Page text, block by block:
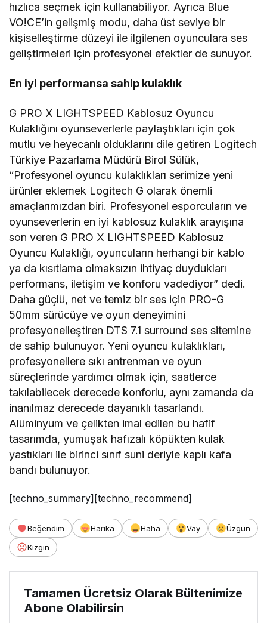
hızlıca seçmek için kullanabiliyor. Ayrıca Blue
VO!CE’in gelişmiş modu, daha üst seviye bir
kişiselleştirme düzeyi ile ilgilenen oyunculara ses
geliştirmeleri için profesyonel efektler de sunuyor.
En iyi performansa sahip kulaklık
G PRO X LIGHTSPEED Kablosuz Oyuncu
Kulaklığını oyunseverlerle paylaştıkları için çok
mutlu ve heyecanlı olduklarını dile getiren Logitech
Türkiye Pazarlama Müdürü Birol Sülük,
“Profesyonel oyuncu kulaklıkları serimize yeni
ürünler eklemek Logitech G olarak önemli
amaçlarımızdan biri. Profesyonel esporcuların ve
oyunseverlerin en iyi kablosuz kulaklık arayışına
son veren G PRO X LIGHTSPEED Kablosuz
Oyuncu Kulaklığı, oyuncuların herhangi bir kablo
ya da kısıtlama olmaksızın ihtiyaç duydukları
performans, iletişim ve konforu vadediyor” dedi.
Daha güçlü, net ve temiz bir ses için PRO-G
50mm sürücüye ve oyun deneyimini
profesyonelleştiren DTS 7.1 surround ses sitemine
de sahip bulunuyor. Yeni oyuncu kulaklıkları,
profesyonellere sıkı antrenman ve oyun
süreçlerinde yardımcı olmak için, saatlerce
takılabilecek derecede konforlu, aynı zamanda da
inanılmaz derecede dayanıklı tasarlandı.
Alüminyum ve çelikten imal edilen bu hafif
tasarımda, yumuşak hafızalı köpükten kulak
yastıkları ile birinci sınıf suni deriyle kaplı kafa
bandı bulunuyor.
[techno_summary][techno_recommend]
Beğendim Harika Haha Vay
Üzgün
Kızgın
Tamamen Ücretsiz Olarak Bültenimize
Abone Olabilirsin